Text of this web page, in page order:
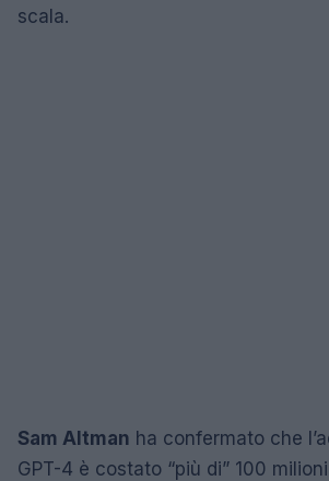
scala.
Sam Altman ha confermato che
GPT-4 è costato “più di” 100